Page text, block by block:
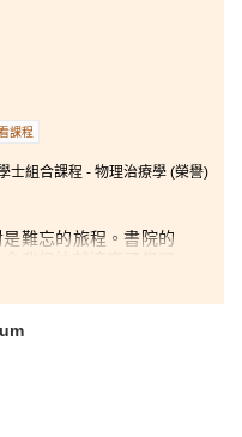
們，沒有他們的耐心
。
課程
士組合課程 - 物理治療學 (榮譽)
難忘的旅程。書院的
我很快就適應了學習
的知識學以致用。講
慶幸能成為書院一份
接即將來臨的挑戰。
不低估自己的能力迎
能。